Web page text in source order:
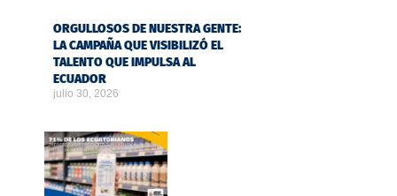
ORGULLOSOS DE NUESTRA GENTE:
LA CAMPAÑA QUE VISIBILIZÓ EL
TALENTO QUE IMPULSA AL
ECUADOR
julio 30, 2026